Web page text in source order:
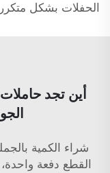
الحفلات بشكل
أين تجد حاملات
شراء الكمية
القطع دفعة